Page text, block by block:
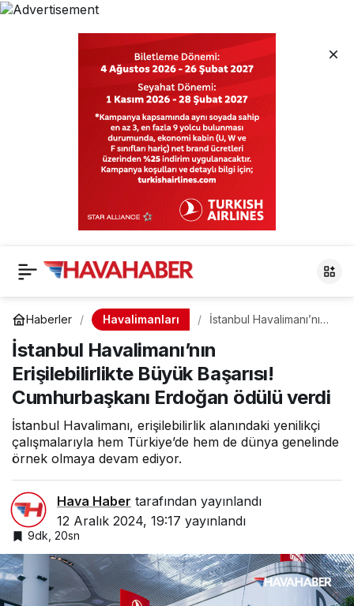
Haberler Havalimanları
İstanbul Havalimanı’nın
Başarısı! Cumhurbaşkanı
Erdoğan ödülü verdi
İstanbul Havalimanı’nın
Erişilebilirlikte Büyük Başarısı!
Cumhurbaşkanı Erdoğan ödülü verdi
İstanbul Havalimanı, erişilebilirlik alanındaki yenilikçi
çalışmalarıyla hem Türkiye’de hem de dünya genelinde
örnek olmaya devam ediyor.
Hava Haber tarafından yayınlandı
12 Aralık 2024, 19:17 yayınlandı
9dk, 20sn